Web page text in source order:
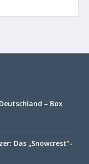
– Box
Das „Snowcrest“-